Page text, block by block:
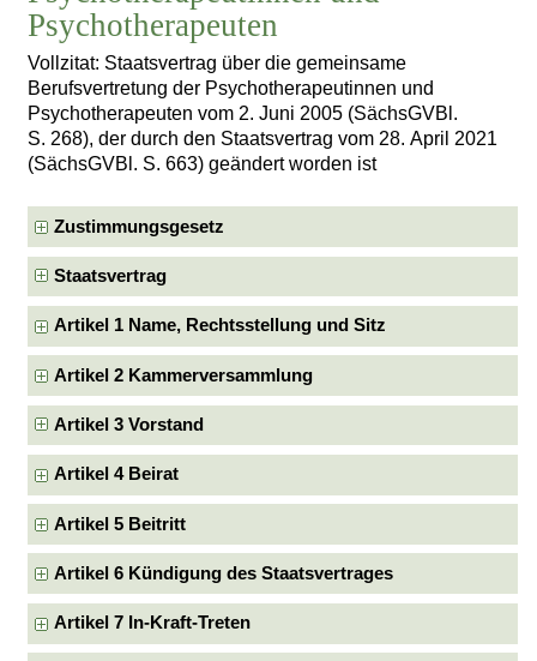
Psychotherapeuten
Vollzitat: Staatsvertrag über die gemeinsame
Berufsvertretung der Psychotherapeutinnen und
Psychotherapeuten vom 2. Juni 2005 (SächsGVBl.
S. 268), der durch den Staatsvertrag vom 28. April 2021
(SächsGVBl. S. 663) geändert worden ist
Zustimmungsgesetz
Staatsvertrag
Artikel 1 Name, Rechtsstellung und Sitz
Artikel 2 Kammerversammlung
Artikel 3 Vorstand
Artikel 4 Beirat
Artikel 5 Beitritt
Artikel 6 Kündigung des Staatsvertrages
Artikel 7 In-Kraft-Treten